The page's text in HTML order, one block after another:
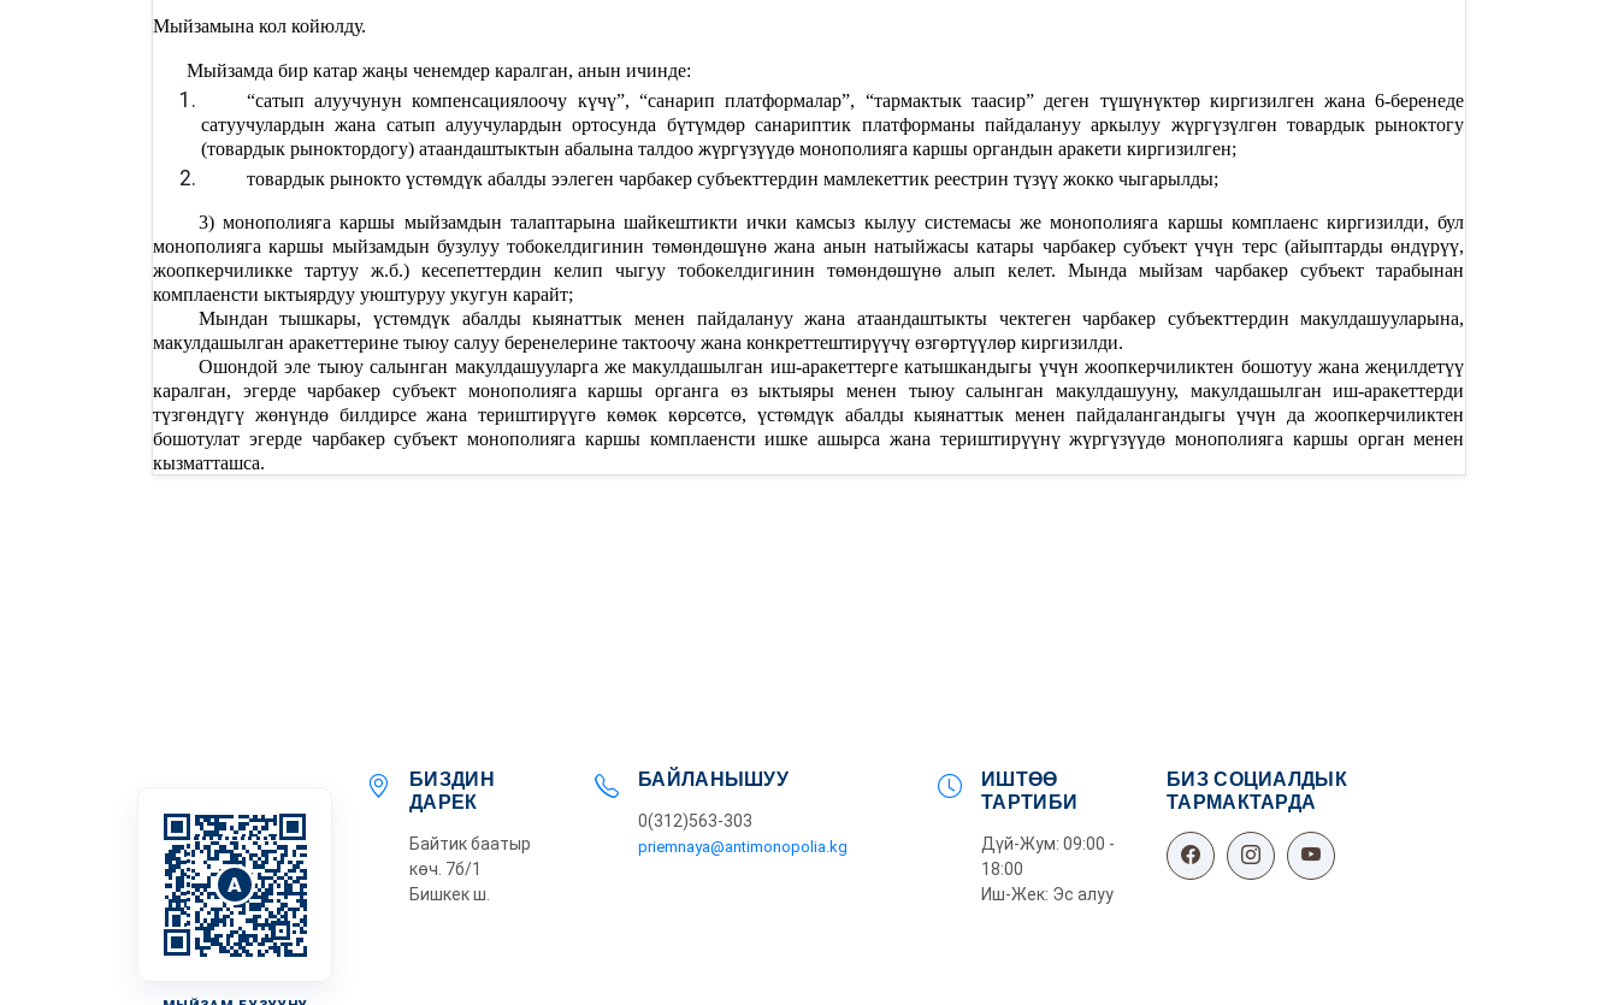
Мыйзамына кол койюлду.
Мыйзамда бир катар жаңы ченемдер каралган, анын ичинде:
“сатып алуучунун компенсациялоочу күчү”, “санарип платформалар”, “тармактык таасир” деген түшүнүктөр киргизилген жана 6-беренеде
сатуучулардын жана сатып алуучулардын ортосунда бүтүмдөр санариптик платформаны пайдалануу аркылуу жүргүзүлгөн товардык рыноктогу
(товардык рыноктордогу) атаандаштыктын абалына талдоо жүргүзүүдө монополияга каршы органдын аракети киргизилген;
товардык рынокто үстөмдүк абалды ээлеген чарбакер субъекттердин мамлекеттик реестрин түзүү жокко чыгарылды;
3) монополияга каршы мыйзамдын талаптарына шайкештикти ички камсыз кылуу системасы же монополияга каршы комплаенс киргизилди, бул
монополияга каршы мыйзамдын бузулуу тобокелдигинин төмөндөшүнө жана анын натыйжасы катары чарбакер субъект үчүн терс (айыптарды өндүрүү,
жоопкерчиликке тартуу ж.б.) кесепеттердин келип чыгуу тобокелдигинин төмөндөшүнө алып келет. Мында мыйзам чарбакер субъект тарабынан
комплаенсти ыктыярдуу уюштуруу укугун карайт;
Мындан тышкары, үстөмдүк абалды кыянаттык менен пайдалануу жана атаандаштыкты чектеген чарбакер субъекттердин макулдашууларына,
макулдашылган аракеттерине тыюу салуу беренелерине тактоочу жана конкреттештирүүчү өзгөртүүлөр киргизилди.
Ошондой эле тыюу салынган макулдашууларга же макулдашылган иш-аракеттерге катышкандыгы үчүн жоопкерчиликтен бошотуу жана жеңилдетүү
каралган, эгерде чарбакер субъект монополияга каршы органга өз ыктыяры менен тыюу салынган макулдашууну, макулдашылган иш-аракеттерди
түзгөндүгү жөнүндө билдирсе жана териштирүүгө көмөк көрсөтсө, үстөмдүк абалды кыянаттык менен пайдалангандыгы үчүн да жоопкерчиликтен
бошотулат эгерде чарбакер субъект монополияга каршы комплаенсти ишке ашырса жана териштирүүнү жүргүзүүдө монополияга каршы орган менен
кызматташса.
A
БИЗДИН
ДАРЕК
Байтик баатыр
көч. 7б/1
Бишкек ш.
БАЙЛАНЫШУУ
0(312)563-303
priemnaya@antimonopolia.kg
ИШТӨӨ
ТАРТИБИ
Дүй-Жум: 09:00 -
18:00
Иш-Жек: Эс алуу
БИЗ СОЦИАЛДЫК
ТАРМАКТАРДА